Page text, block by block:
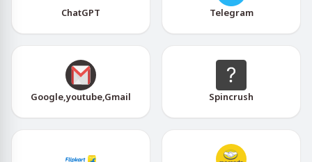
ChatGPT Telegram
Google,youtube,Gmail Spincrush